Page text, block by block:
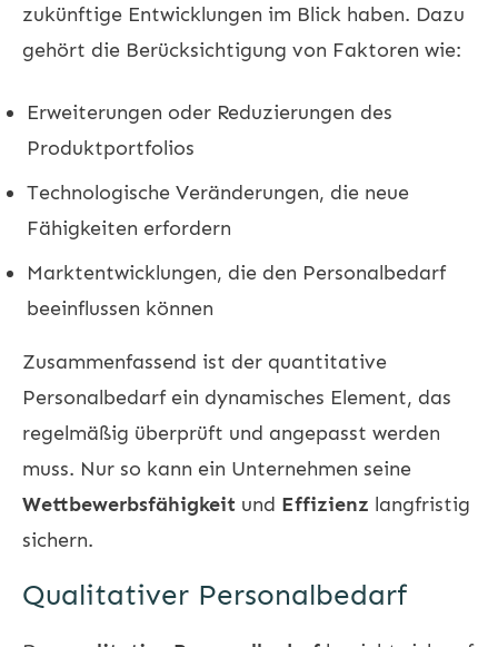
zukünftige Entwicklungen im Blick haben. Dazu
gehört die Berücksichtigung von Faktoren wie:
Erweiterungen oder Reduzierungen des
Produktportfolios
Technologische Veränderungen, die neue
Fähigkeiten erfordern
Marktentwicklungen, die den Personalbedarf
beeinflussen können
Zusammenfassend ist der quantitative
Personalbedarf ein dynamisches Element, das
regelmäßig überprüft und angepasst werden
muss. Nur so kann ein Unternehmen seine
Wettbewerbsfähigkeit und Effizienz langfristig
sichern.
Qualitativer Personalbedarf